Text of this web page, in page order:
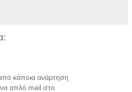
από κάποια ανάρτηση
απλό mail στο